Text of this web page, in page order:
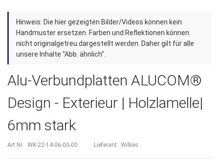
Zum
Anfang
der
Bildergalerie
Hinweis: Die hier gezeigten Bilder/Videos können kein
Handmuster ersetzen. Farben und Reflektionen können
nicht originalgetreu dargestellt werden. Daher gilt für alle
unsere Inhalte "Abb. ähnlich".
Alu-Verbundplatten ALUCOM®
Design - Exterieur | Holzlamelle|
6mm stark
Art.Nr. WK-22-14-06-00-00 Lieferant: Wilkes